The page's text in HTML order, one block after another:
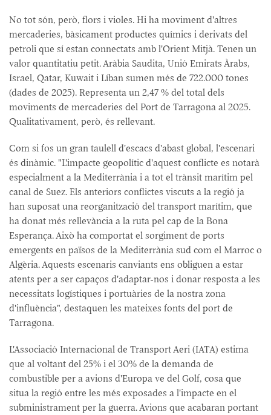
No tot són, però, flors i violes. Hi ha moviment d'altres
mercaderies, bàsicament productes químics i derivats del
petroli que sí estan connectats amb l'Orient Mitjà. Tenen un
valor quantitatiu petit. Aràbia Saudita, Unió Emirats Àrabs,
Israel, Qatar, Kuwait i Líban sumen més de 722.000 tones
(dades de 2025). Representa un 2,47 % del total dels
moviments de mercaderies del Port de Tarragona al 2025.
Qualitativament, però, és rellevant.
Com si fos un gran taulell d'escacs d'abast global, l'escenari
és dinàmic. "L'impacte geopolític d'aquest conflicte es notarà
especialment a la Mediterrània i a tot el trànsit marítim pel
canal de Suez. Els anteriors conflictes viscuts a la regió ja
han suposat una reorganització del transport marítim, que
ha donat més rellevància a la ruta pel cap de la Bona
Esperança. Això ha comportat el sorgiment de ports
emergents en països de la Mediterrània sud com el Marroc o
Algèria. Aquests escenaris canviants ens obliguen a estar
atents per a ser capaços d'adaptar-nos i donar resposta a les
necessitats logístiques i portuàries de la nostra zona
d'influència", destaquen les mateixes fonts del port de
Tarragona.
L'Associació Internacional de Transport Aeri (IATA) estima
que al voltant del 25% i el 30% de la demanda de
combustible per a avions d'Europa ve del Golf, cosa que
situa la regió entre les més exposades a l'impacte en el
subministrament per la guerra. Avions que acabaran portant